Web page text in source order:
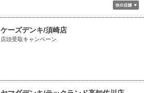
ケーズデンキ/須崎店
店頭受取キャンペーン